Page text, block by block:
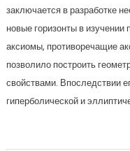
заключается в разработке
новые горизонты в
аксиомы, противоречащие
позволило построить
свойствами. Впоследствии
гиперболической и